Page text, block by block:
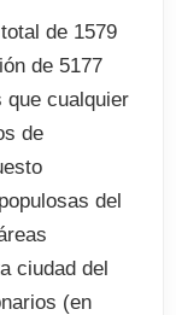
de 1579
de 5177
que cualquier
de
del
ciudad del
(en